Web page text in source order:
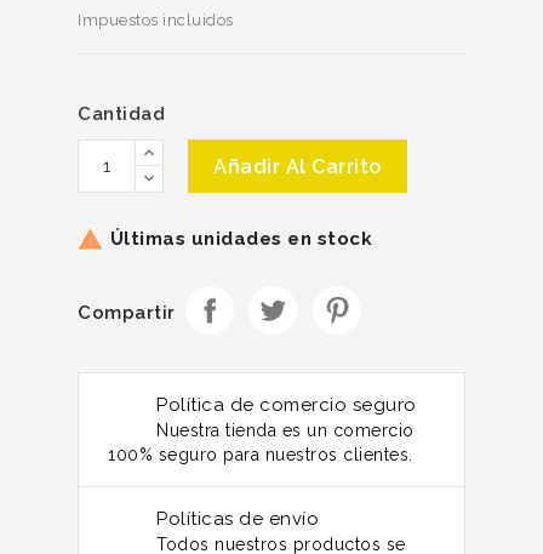
Impuestos incluidos
Cantidad
Añadir Al Carrito
 Últimas unidades en stock
Compartir
Política de comercio seguro
Nuestra tienda es un comercio
100% seguro para nuestros clientes.
Políticas de envío
Todos nuestros productos se